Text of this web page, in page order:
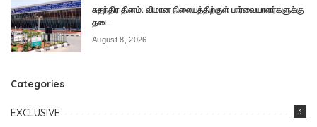
சுதந்திர தினம்: விமான நிலையத்திற்குள் பார்வையாளர்களுக்கு
தடை
August 8, 2026
Categories
EXCLUSIVE 3